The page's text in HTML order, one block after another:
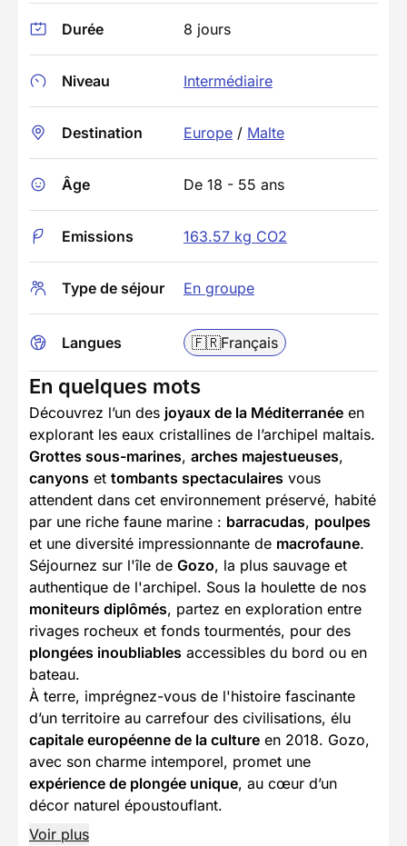
Durée 8 jours
Niveau Intermédiaire
Destination Europe / Malte
Âge De 18 - 55 ans
Emissions 163.57 kg CO2
Type de séjour En groupe
Langues 🇫🇷Français
En quelques mots
Découvrez l’un des joyaux de la Méditerranée en
explorant les eaux cristallines de l’archipel maltais.
Grottes sous-marines, arches majestueuses,
canyons et tombants spectaculaires vous
attendent dans cet environnement préservé, habité
par une riche faune marine : barracudas, poulpes
et une diversité impressionnante de macrofaune.
Séjournez sur l'île de Gozo, la plus sauvage et
authentique de l'archipel. Sous la houlette de nos
moniteurs diplômés, partez en exploration entre
rivages rocheux et fonds tourmentés, pour des
plongées inoubliables accessibles du bord ou en
bateau.
À terre, imprégnez-vous de l'histoire fascinante
d’un territoire au carrefour des civilisations, élu
capitale européenne de la culture en 2018. Gozo,
avec son charme intemporel, promet une
expérience de plongée unique, au cœur d’un
décor naturel époustouflant.
Voir plus